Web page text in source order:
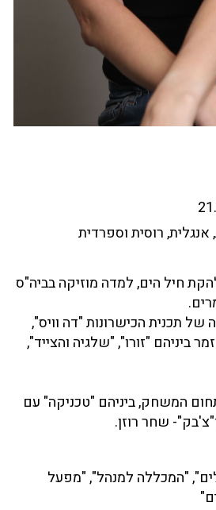
אנגלית, רוסית וספרדית
חיל הים, למדה מוזיקה בביה"ס
תכנית הכישרונות "דה וויס",
ביניהם "זורו", "שלגיה והצייד",
המשחק, ביניהם "טכניקה" עם
שחר רוזן.
"המכללה למנהל", "מפעל